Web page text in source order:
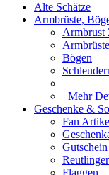
Alte Schätze
Armbrüste,
Armbrust
Armbrüste
Bögen
Mehr
Geschenke &
Fan
Gutschein
Flaggen